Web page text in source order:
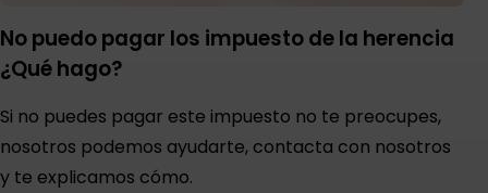
No puedo pagar los impuesto de la herencia
¿Qué hago?
Si no puedes pagar este impuesto no te preocupes,
nosotros podemos ayudarte, contacta con nosotros
y te explicamos cómo.